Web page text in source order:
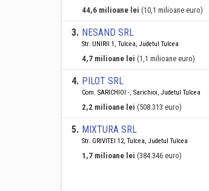
44,6 milioane lei (10,1 milioane euro)
3. NESAND SRL
Str. UNIRII 1, Tulcea, Judetul Tulcea
4,7 milioane lei (1,1 milioane euro)
4. PILOT SRL
Com. SARICHIOI -, Sarichioi, Judetul Tulcea
2,2 milioane lei (508.313 euro)
5. MIXTURA SRL
Str. GRIVITEI 12, Tulcea, Judetul Tulcea
1,7 milioane lei (384.346 euro)